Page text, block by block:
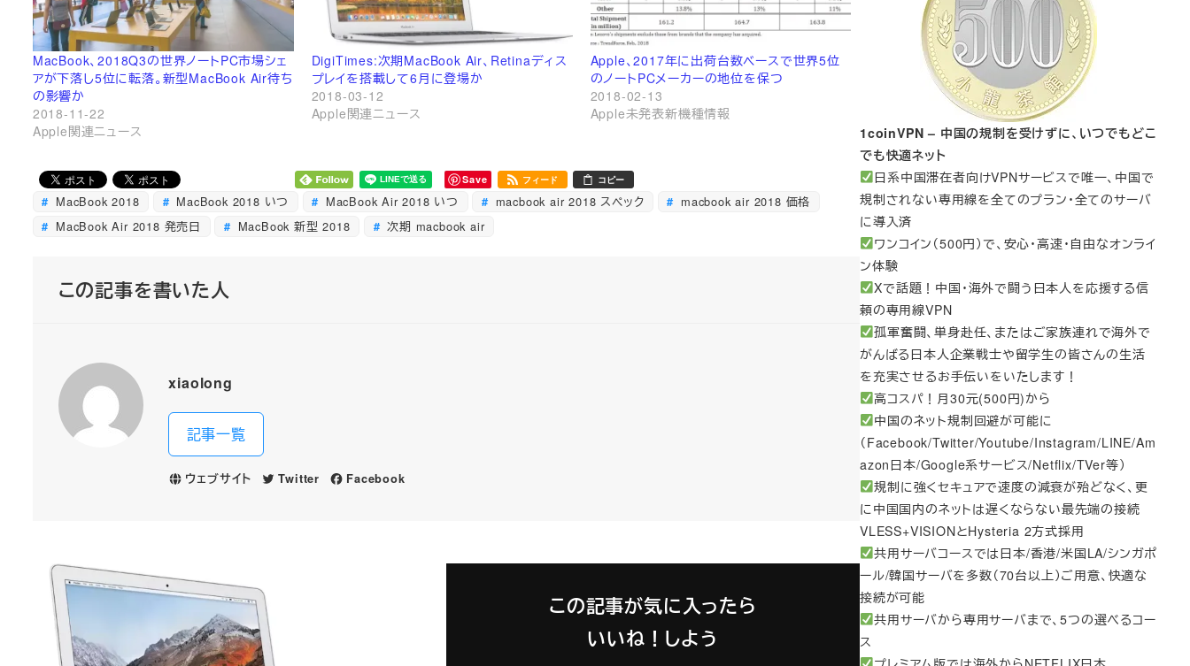
MacBook、2018Q3の世界ノートPC市場シェ
アが下落し5位に転落。新型MacBook Air待ち
の影響か
2018-11-22
Apple関連ニュース
DigiTimes:次期MacBook Air、Retinaディス
プレイを搭載して6月に登場か
2018-03-12
Apple関連ニュース
Apple、2017年に出荷台数ベースで世界5位
のノートPCメーカーの地位を保つ
2018-02-13
Apple未発表新機種情報
Save フィード コピー
MacBook 2018 MacBook 2018 いつ MacBook Air 2018 いつ macbook air 2018 スペック
macbook air 2018 価格
MacBook Air 2018 発売日
MacBook 新型 2018 次期 macbook air
この記事を書いた人
xiaolong
記事一覧
ウェブサイト Twitter Facebook
この記事が気に入ったら
いいね！しよう
1coinVPN – 中国の規制を受けずに、いつでもどこ
でも快適ネット
日系中国滞在者向けVPNサービスで唯一、中国で
規制されない専用線を全てのプラン・全てのサーバ
に導入済
ワンコイン（500円）で、安心・高速・自由なオンライ
ン体験
Xで話題！中国・海外で闘う日本人を応援する信
頼の専用線VPN
孤軍奮闘、単身赴任、またはご家族連れで海外で
がんばる日本人企業戦士や留学生の皆さんの生活
を充実させるお手伝いをいたします！
高コスパ！月30元(500円)から
中国のネット規制回避が可能に
（Facebook/Twitter/Youtube/Instagram/LINE/Am
azon日本/Google系サービス/Netflix/TVer等）
規制に強くセキュアで速度の減衰が殆どなく、更
に中国国内のネットは遅くならない最先端の接続
VLESS+VISIONとHysteria 2方式採用
共用サーバコースでは日本/香港/米国LA/シンガポ
ール/韓国サーバを多数（70台以上）ご用意、快適な
接続が可能
共用サーバから専用サーバまで、5つの選べるコー
ス